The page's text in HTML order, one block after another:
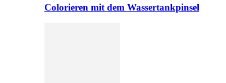
Colorieren mit dem Wassertankpinsel